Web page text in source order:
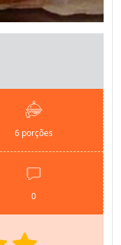
6 porções
0